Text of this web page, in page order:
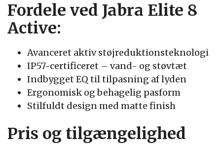
Fordele ved Jabra Elite 8
Active:
Avanceret aktiv støjreduktionsteknologi
IP57-certificeret – vand- og støvtæt
Indbygget EQ til tilpasning af lyden
Ergonomisk og behagelig pasform
Stilfuldt design med matte finish
Pris og tilgængelighed